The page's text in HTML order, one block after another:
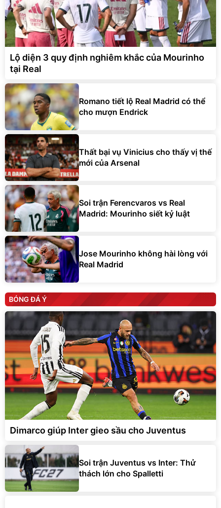
Lộ diện 3 quy định nghiêm khắc của Mourinho
tại Real
Romano tiết lộ Real Madrid có thể
cho mượn Endrick
Thất bại vụ Vinicius cho thấy vị thế
mới của Arsenal
Soi trận Ferencvaros vs Real
Madrid: Mourinho siết kỷ luật
Jose Mourinho không hài lòng với
Real Madrid
BÓNG ĐÁ Ý
Dimarco giúp Inter gieo sầu cho Juventus
Soi trận Juventus vs Inter: Thử
thách lớn cho Spalletti